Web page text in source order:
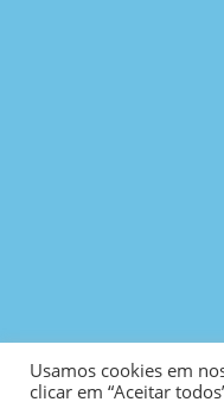
Usamos cookies em
clicar em “Aceitar